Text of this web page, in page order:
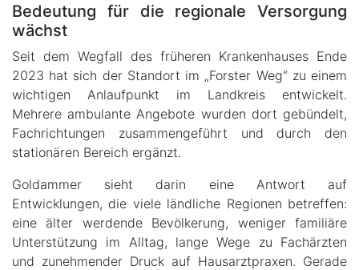
Bedeutung für die regionale Versorgung
wächst
Seit dem Wegfall des früheren Krankenhauses Ende
2023 hat sich der Standort im „Forster Weg“ zu einem
wichtigen Anlaufpunkt im Landkreis entwickelt.
Mehrere ambulante Angebote wurden dort gebündelt,
Fachrichtungen zusammengeführt und durch den
stationären Bereich ergänzt.
Goldammer sieht darin eine Antwort auf
Entwicklungen, die viele ländliche Regionen betreffen:
eine älter werdende Bevölkerung, weniger familiäre
Unterstützung im Alltag, lange Wege zu Fachärzten
und zunehmender Druck auf Hausarztpraxen. Gerade